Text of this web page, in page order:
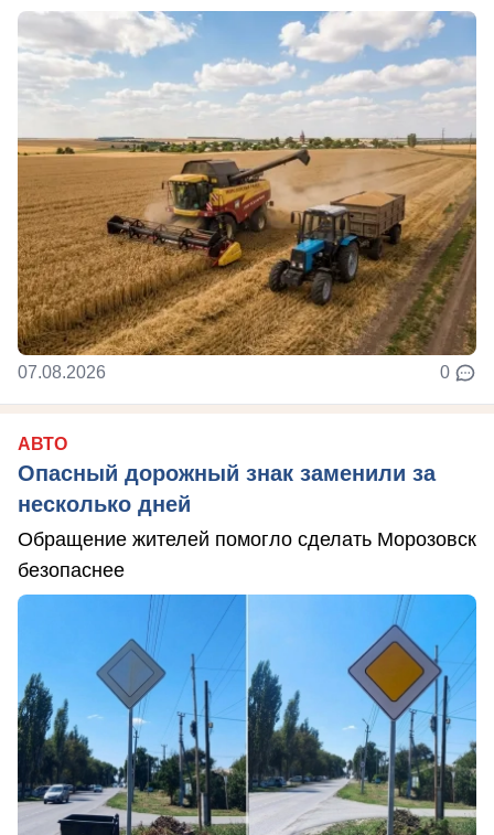
07.08.2026 0
АВТО
Опасный дорожный знак заменили за
несколько дней
Обращение жителей помогло сделать Морозовск
безопаснее